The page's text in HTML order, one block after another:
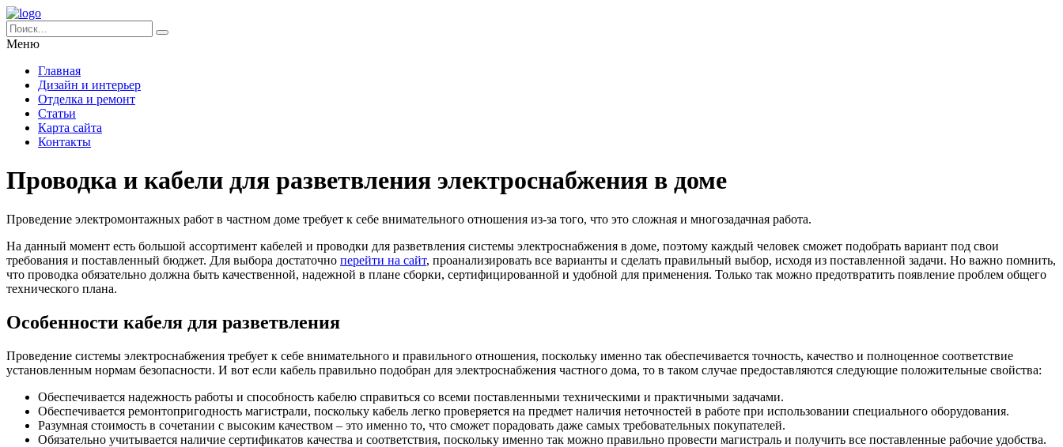
Меню
Главная
Дизайн и интерьер
Отделка и ремонт
Статьи
Карта сайта
Контакты
Проводка и кабели для разветвления электроснабжения в доме
Проведение электромонтажных работ в частном доме требует к себе внимательного отношения из-за того, что это сложная и многозадачная работа.
На данный момент есть большой ассортимент кабелей и проводки для разветвления системы электроснабжения в доме, поэтому каждый человек сможет подобрать вариант под свои
требования и поставленный бюджет. Для выбора достаточно перейти на сайт, проанализировать все варианты и сделать правильный выбор, исходя из поставленной задачи. Но важно помнить,
что проводка обязательно должна быть качественной, надежной в плане сборки, сертифицированной и удобной для применения. Только так можно предотвратить появление проблем общего
технического плана.
Особенности кабеля для разветвления
Проведение системы электроснабжения требует к себе внимательного и правильного отношения, поскольку именно так обеспечивается точность, качество и полноценное соответствие
установленным нормам безопасности. И вот если кабель правильно подобран для электроснабжения частного дома, то в таком случае предоставляются следующие положительные свойства:
Обеспечивается надежность работы и способность кабелю справиться со всеми поставленными техническими и практичными задачами.
Обеспечивается ремонтопригодность магистрали, поскольку кабель легко проверяется на предмет наличия неточностей в работе при использовании специального оборудования.
Разумная стоимость в сочетании с высоким качеством – это именно то, что сможет порадовать даже самых требовательных покупателей.
Обязательно учитывается наличие сертификатов качества и соответствия, поскольку именно так можно правильно провести магистраль и получить все поставленные рабочие удобства.